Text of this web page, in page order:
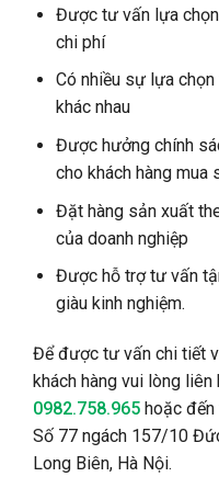
Được tư vấn lựa
chi phí
Có nhiều sự lựa
khác nhau
Được hưởng chính
cho khách hàng mua
Đặt hàng sản xuất
của doanh nghiệp
Được hỗ trợ tư vấn
giàu kinh nghiệm.
Để được tư vấn chi tiết
khách hàng vui lòng
0982.758.965 hoặc
Số 77 ngách 157/10
Long Biên, Hà Nội.